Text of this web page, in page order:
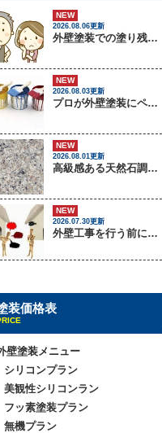
NEW
2026.08.06更新
外壁塗装での塗り残しトラブルについて
NEW
2026.08.03更新
プロが外壁塗装にペンキをしない理由
NEW
2026.08.01更新
高級感ある天然石調外壁について
NEW
2026.07.30更新
外壁工事を行う前に把握しておくべき3つのトラブル
装価格表
壁塗装メニュー
シリコンプラン
美観性シリコンラン
フッ素塗装プラン
無機プラン